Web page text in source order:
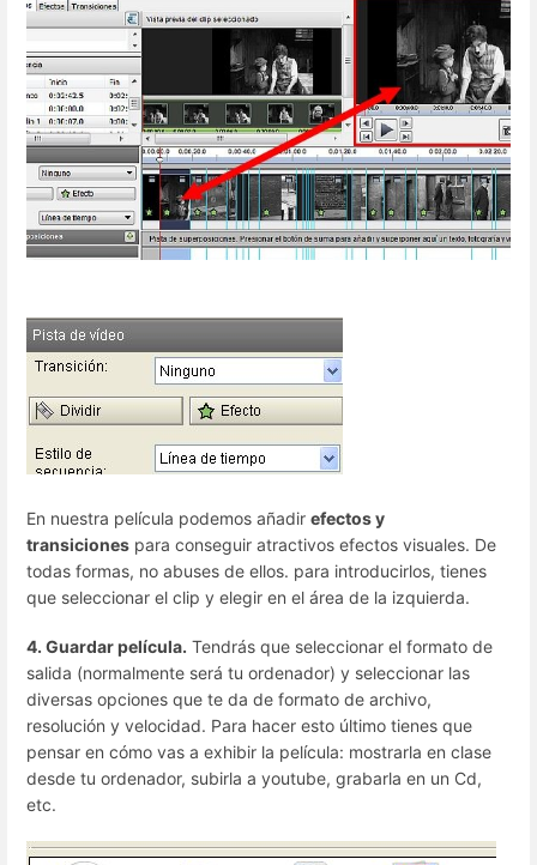
En nuestra película podemos añadir efectos y
transiciones para conseguir atractivos efectos visuales. De
todas formas, no abuses de ellos. para introducirlos, tienes
que seleccionar el clip y elegir en el área de la izquierda.
4. Guardar película. Tendrás que seleccionar el formato de
salida (normalmente será tu ordenador) y seleccionar las
diversas opciones que te da de formato de archivo,
resolución y velocidad. Para hacer esto último tienes que
pensar en cómo vas a exhibir la película: mostrarla en clase
desde tu ordenador, subirla a youtube, grabarla en un Cd,
etc.